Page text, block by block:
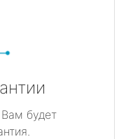
будет